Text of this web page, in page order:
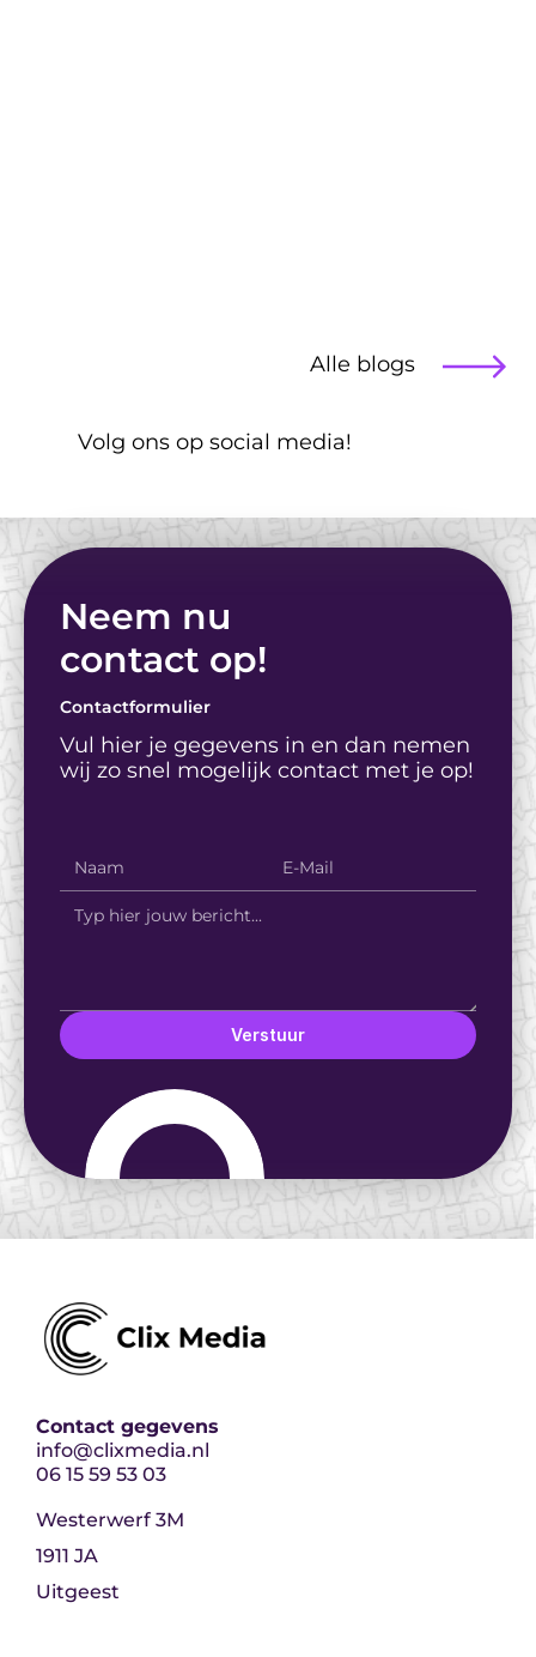
Stockfoto's: Wat werkt
voor jouw doelgroep?
Alle blogs
Volg ons op social media!
Neem nu
contact op!
Contactformulier
Vul hier je gegevens in en dan nemen
wij zo snel mogelijk contact met je op!
Verstuur
Contact gegevens
info@clixmedia.nl
06 15 59 53 03
Westerwerf 3M
1911 JA
Uitgeest